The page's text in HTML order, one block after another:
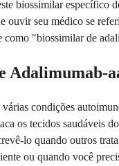
biossimilar específico
ouvir seu médico se
como "biossimilar de
Adalimumab-
condições
os tecidos saudáveis
lo quando outros
ou quando você